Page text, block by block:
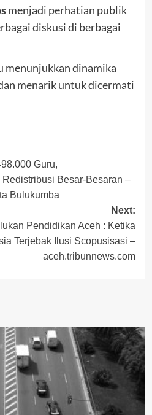
menjadi perhatian publik
diskusi di berbagai
menunjukkan dinamika
menarik untuk dicermati
Guru,
Besar-Besaran –
Bulukumba
Next:
Pendidikan Aceh : Ketika
Terjebak Ilusi Scopusisasi –
aceh.tribunnews.com